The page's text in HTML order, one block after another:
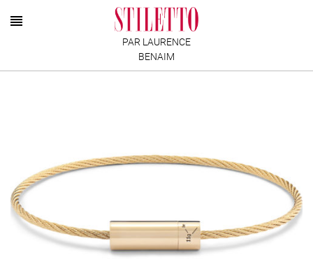
PAR LAURENCE
BENAIM